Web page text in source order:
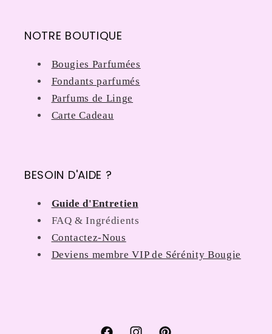
NOTRE BOUTIQUE
Bougies Parfumées
Fondants parfumés
Parfums de Linge
Carte Cadeau
BESOIN D'AIDE ?
Guide d'Entretien
FAQ & Ingrédients
Contactez-Nous
Deviens membre VIP de Sérénity Bougie